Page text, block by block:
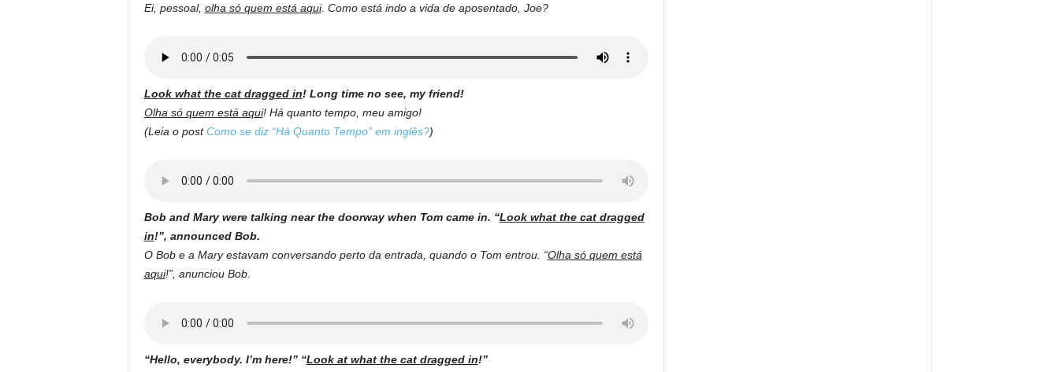
Ei, pessoal, olha só quem está aqui. Como está indo a vida de aposentado, Joe?
Look what the cat dragged in! Long time no see, my friend!
Olha só quem está aqui! Há quanto tempo, meu amigo!
(Leia o postComo se diz “Há Quanto Tempo” em inglês?)
Bob and Mary were talking near the doorway when Tom came in. “Look what the cat dragged
in!”, announced Bob.
O Bob e a Mary estavam conversando perto da entrada, quando o Tom entrou. “Olha só quem está
aqui!”, anunciou Bob.
“Hello, everybody. I’m here!” “Look at what the cat dragged in!”